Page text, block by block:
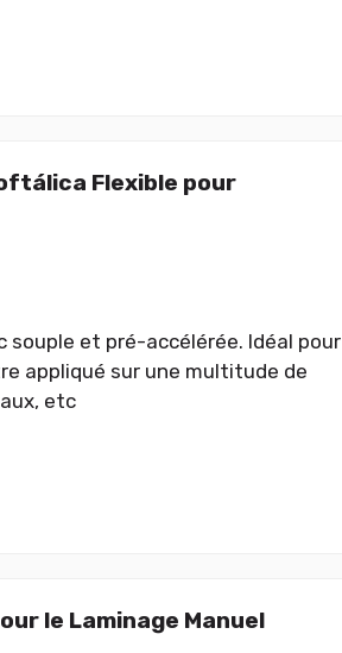
Flexible pour
et pré-accélérée. Idéal pour
appliqué sur une multitude de
etc
le Laminage Manuel